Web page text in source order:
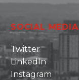
SOCIAL MEDIA
Twitter
LinkedIn
Instagram